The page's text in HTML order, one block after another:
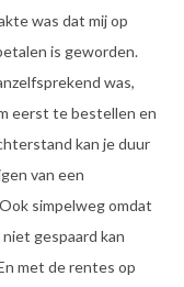
was dat mij op
is geworden.
was,
eerst te bestellen en
kan je duur
van een
simpelweg omdat
gespaard kan
met de rentes op